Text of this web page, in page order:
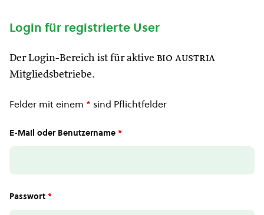
Login für registrierte User
Der Login-Bereich ist für aktive bio austria
Mitgliedsbetriebe.
Felder mit einem * sind Pflichtfelder
E-Mail oder Benutzername *
Passwort *